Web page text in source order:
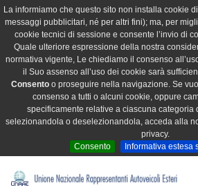
La informiamo che questo sito non installa cookie
messaggi pubblicitari, né per altri fini); ma, per
cookie tecnici di sessione e consente l’invio di
Quale ulteriore espressione della nostra
normativa vigente, Le chiediamo il consenso
il Suo assenso all’uso dei cookie sarà
Consento o proseguire nella navigazione. Se
consenso a tutti o alcuni cookie, oppure
specificamente relative a ciascuna categoria
selezionandola o deselezionandola, acceda alla
privacy.
Consento
Informativa estesa